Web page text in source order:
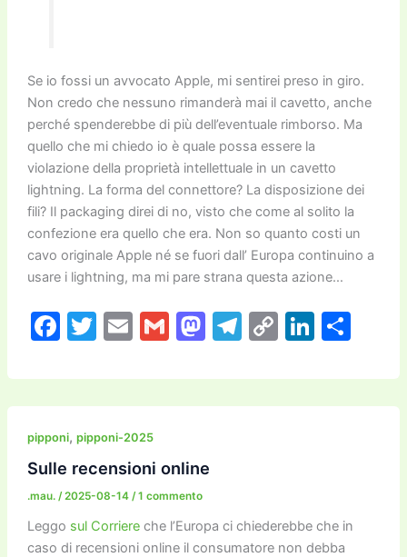
Se io fossi un avvocato Apple, mi sentirei preso in giro.
Non credo che nessuno rimanderà mai il cavetto, anche
perché spenderebbe di più dell’eventuale rimborso. Ma
quello che mi chiedo io è quale possa essere la
violazione della proprietà intellettuale in un cavetto
lightning. La forma del connettore? La disposizione dei
fili? Il packaging direi di no, visto che come al solito la
confezione era quello che era. Non so quanto costi un
cavo originale Apple né se fuori dall’ Europa continuino a
usare i lightning, ma mi pare strana questa azione…
F
c
e
b
o
o
k
T
itt
er
E
ai
l
G
ai
l
M
st
o
o
T
e
gr
C
p
y
Li
k
e
C
n
di
pipponi, pipponi-2025
Sulle recensioni online
.mau. /2025-08-14 /1 commento
Leggo sul Corriereche l’Europa ci chiederebbe che in
caso di recensioni online il consumatore non debba